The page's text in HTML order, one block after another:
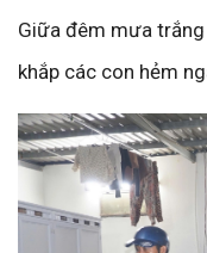
Giữa đêm mưa
khắp các con hẻm